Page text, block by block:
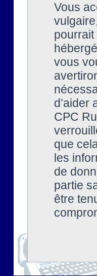
Vous
vous
d’aider
CPC
que
les
de
partie
être